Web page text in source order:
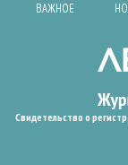
ВАЖНОЕ
Свидетельство о